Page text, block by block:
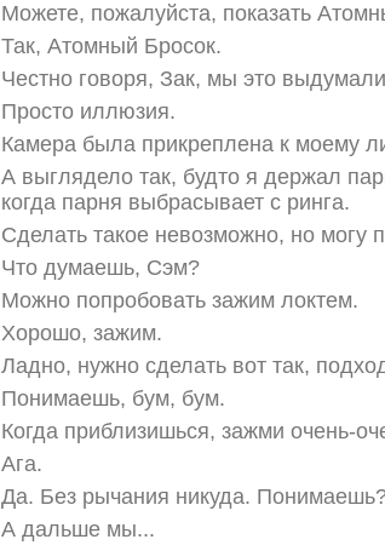
Можете, пожалуйста, показать
Так, Атомный Бросок.
Честно говоря, Зак, мы это
Просто иллюзия.
Камера была прикреплена к моему
А выглядело так, будто я держал
когда парня выбрасывает с ринга.
Сделать такое невозможно, но могу
Что думаешь, Сэм?
Можно попробовать зажим локтем.
Хорошо, зажим.
Ладно, нужно сделать вот так,
Понимаешь, бум, бум.
Когда приблизишься, зажми очень-
Ага.
Да. Без рычания никуда.
А дальше мы...